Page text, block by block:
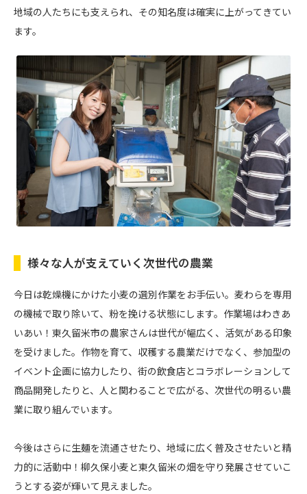
地域の人たちにも支えられ、その知名度は確実に上がってきてい
ます。
様々な人が支えていく次世代の農業
今日は乾燥機にかけた小麦の選別作業をお手伝い。麦わらを専用
の機械で取り除いて、粉を挽ける状態にします。作業場はわきあ
いあい！東久留米市の農家さんは世代が幅広く、活気がある印象
を受けました。作物を育て、収穫する農業だけでなく、参加型の
イベント企画に協力したり、街の飲食店とコラボレーションして
商品開発したりと、人と関わることで広がる、次世代の明るい農
業に取り組んでいます。
今後はさらに生麺を流通させたり、地域に広く普及させたいと精
力的に活動中！柳久保小麦と東久留米の畑を守り発展させていこ
うとする姿が輝いて見えました。